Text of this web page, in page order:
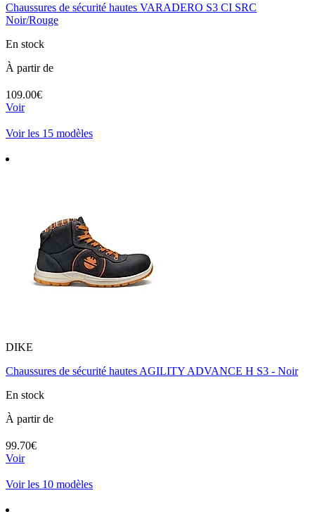
Chaussures de sécurité hautes VARADERO S3 CI SRC
Noir/Rouge
En stock
À partir de
109.00€
Voir
Voir les 15 modèles
DIKE
Chaussures de sécurité hautes AGILITY ADVANCE H S3 - Noir
En stock
À partir de
99.70€
Voir
Voir les 10 modèles